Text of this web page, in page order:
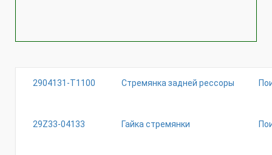
2904131-T1100 Стремянка задней рессоры
29Z33-04133 Гайка стремянки